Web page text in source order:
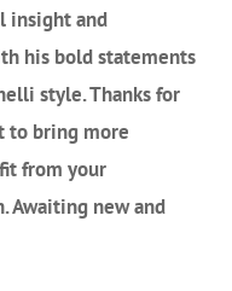
insight and
his bold statements
style. Thanks for
to bring more
from your
Awaiting new and